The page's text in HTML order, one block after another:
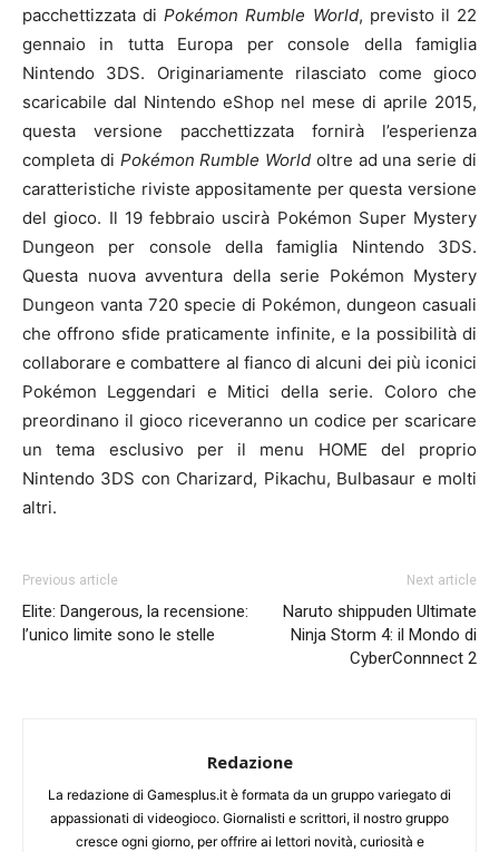
pacchettizzata diPokémon Rumble World, previsto il 22
gennaio in tutta Europa per console della famiglia
Nintendo 3DS. Originariamente rilasciato come gioco
scaricabile dal Nintendo eShop nel mese di aprile 2015,
questa versione pacchettizzata fornirà l’esperienza
completa di Pokémon Rumble World oltre ad una serie di
caratteristiche riviste appositamente per questa versione
del gioco. Il 19 febbraio uscirà Pokémon Super Mystery
Dungeon per console della famiglia Nintendo 3DS.
Questa nuova avventura della serie Pokémon Mystery
Dungeon vanta 720 specie di Pokémon, dungeon casuali
che offrono sfide praticamente infinite, e la possibilità di
collaborare e combattere al fianco di alcuni dei più iconici
Pokémon Leggendari e Mitici della serie. Coloro che
preordinano il gioco riceveranno un codice per scaricare
un tema esclusivo per il menu HOME del proprio
Nintendo 3DS con Charizard, Pikachu, Bulbasaur e molti
altri.
Previous article
Elite: Dangerous, la recensione:
l’unico limite sono le stelle
Next article
Naruto shippuden Ultimate
Ninja Storm 4: il Mondo di
CyberConnnect 2
Redazione
La redazione di Gamesplus.it è formata da un gruppo variegato di
appassionati di videogioco. Giornalisti e scrittori, il nostro gruppo
cresce ogni giorno, per offrire ai lettori novità, curiosità e